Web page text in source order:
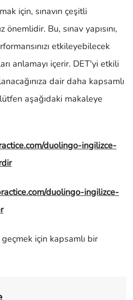
için, sınavın çeşitli
önemlidir. Bu, sınav yapısını,
etkileyebilecek
anlamayı içerir. DET'yi etkili
dair daha kapsamlı
aşağıdaki makaleye
duolingo-ingilizce-
duolingo-ingilizce-
için kapsamlı bir